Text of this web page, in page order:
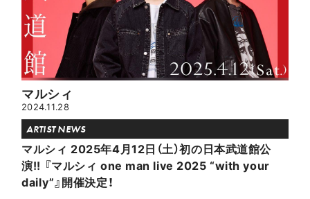
マルシィ
2024.11.28
ARTIST NEWS
マルシィ 2025年4月12日（土）初の日本武道館公
演!! 『マルシィ one man live 2025 “with your
daily”』開催決定！